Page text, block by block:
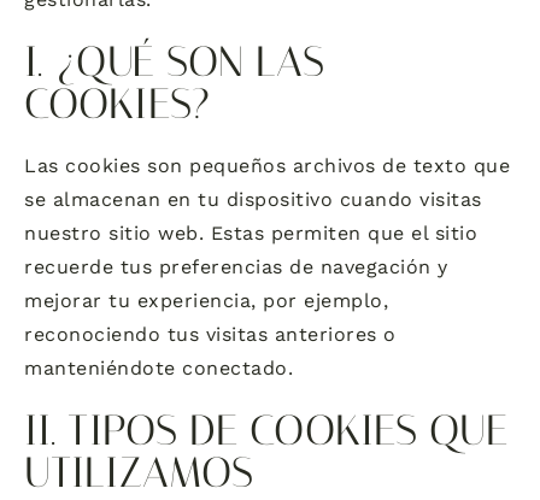
I. ¿QUÉ SON LAS
COOKIES?
Las cookies son pequeños archivos de texto que
se almacenan en tu dispositivo cuando visitas
nuestro sitio web. Estas permiten que el sitio
recuerde tus preferencias de navegación y
mejorar tu experiencia, por ejemplo,
reconociendo tus visitas anteriores o
manteniéndote conectado.
II. TIPOS DE COOKIES QUE
UTILIZAMOS